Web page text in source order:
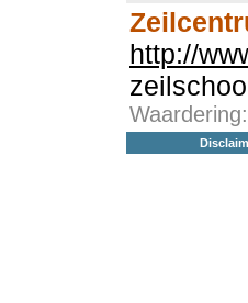
http://